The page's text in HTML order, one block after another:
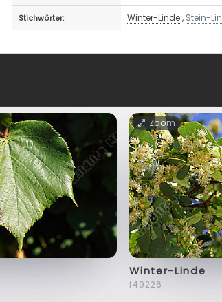
Stichwörter: Winter-Linde, Stein-
Zoom
Winter-Linde
f49226